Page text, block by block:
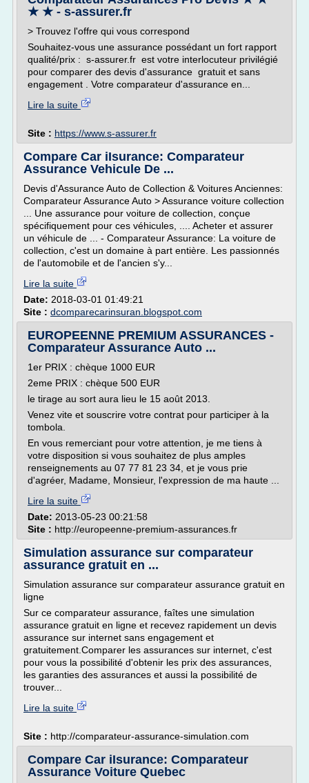
★ ★ - s-assurer.fr
> Trouvez l'offre qui vous correspond
Souhaitez-vous une assurance possédant un fort rapport
qualité/prix : s-assurer.fr est votre interlocuteur privilégié
pour comparer des devis d'assurance gratuit et sans
engagement . Votre comparateur d'assurance en...
Lire la suite
Site : https://www.s-assurer.fr
Compare Car iIsurance: Comparateur
Assurance Vehicule De ...
Devis d'Assurance Auto de Collection & Voitures Anciennes:
Comparateur Assurance Auto > Assurance voiture collection
... Une assurance pour voiture de collection, conçue
spécifiquement pour ces véhicules, .... Acheter et assurer
un véhicule de ... - Comparateur Assurance: La voiture de
collection, c'est un domaine à part entière. Les passionnés
de l'automobile et de l'ancien s'y...
Lire la suite
Date: 2018-03-01 01:49:21
Site : dcomparecarinsuran.blogspot.com
EUROPEENNE PREMIUM ASSURANCES -
Comparateur Assurance Auto ...
1er PRIX : chèque 1000 EUR
2eme PRIX : chèque 500 EUR
le tirage au sort aura lieu le 15 août 2013.
Venez vite et souscrire votre contrat pour participer à la
tombola.
En vous remerciant pour votre attention, je me tiens à
votre disposition si vous souhaitez de plus amples
renseignements au 07 77 81 23 34, et je vous prie
d'agréer, Madame, Monsieur, l'expression de ma haute ...
Lire la suite
Date: 2013-05-23 00:21:58
Site : http://europeenne-premium-assurances.fr
Simulation assurance sur comparateur
assurance gratuit en ...
Simulation assurance sur comparateur assurance gratuit en
ligne
Sur ce comparateur assurance, faîtes une simulation
assurance gratuit en ligne et recevez rapidement un devis
assurance sur internet sans engagement et
gratuitement.Comparer les assurances sur internet, c'est
pour vous la possibilité d'obtenir les prix des assurances,
les garanties des assurances et aussi la possibilité de
trouver...
Lire la suite
Site : http://comparateur-assurance-simulation.com
Compare Car iIsurance: Comparateur
Assurance Voiture Quebec